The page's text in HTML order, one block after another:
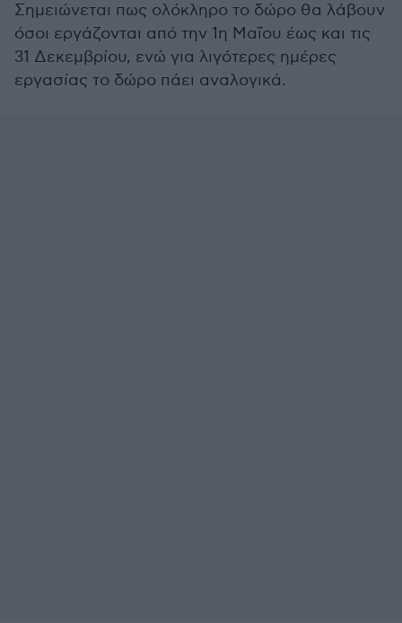
Σημειώνεται πως ολόκληρο το δώρο θα λάβουν
όσοι εργάζονται από την 1η Μαΐου έως και τις
31 Δεκεμβρίου, ενώ για λιγότερες ημέρες
εργασίας το δώρο πάει αναλογικά.